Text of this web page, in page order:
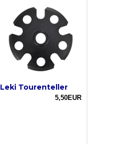
Leki Tourenteller
5,50EUR